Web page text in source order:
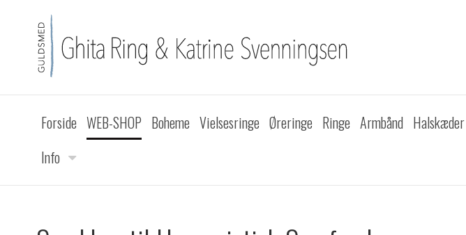
Forside WEB-SHOP Boheme Vielsesringe Øreringe Ringe Armbånd Halskæder
Info